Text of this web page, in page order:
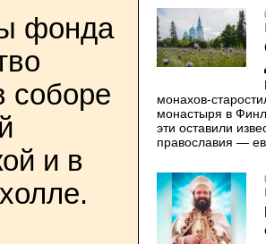
фонда
соборе
и в
монахов-
монастыря в
эти оставили
православия —